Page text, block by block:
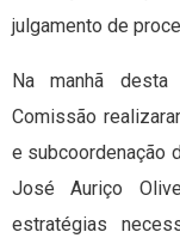
julgamento de
Na manhã
Comissão
e subcoordenação
José Auriço
estratégias